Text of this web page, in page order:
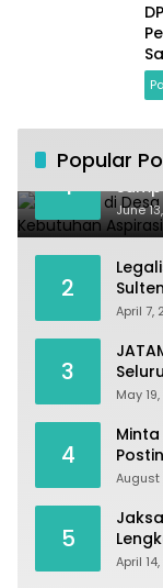
Popular
1
June
2
April 7,
3
May
4
Emosi
August
5
April